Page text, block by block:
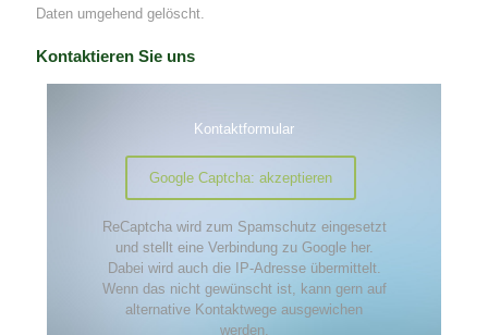
Daten umgehend gelöscht.
Kontaktieren Sie uns
Kontaktformular
Google Captcha: akzeptieren
ReCaptcha wird zum Spamschutz eingesetzt
und stellt eine Verbindung zu Google her.
Dabei wird auch die IP-Adresse übermittelt.
Wenn das nicht gewünscht ist, kann gern auf
alternative Kontaktwege ausgewichen
werden.